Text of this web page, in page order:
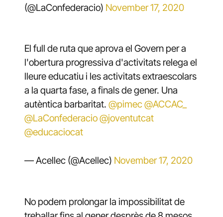
(@LaConfederacio) November 17, 2020
El full de ruta que aprova el Govern per a
l'obertura progressiva d'activitats relega el
lleure educatiu i les activitats extraescolars
a la quarta fase, a finals de gener. Una
autèntica barbaritat. @pimec@ACCAC_
@LaConfederacio@joventutcat
@educaciocat
— Acellec (@Acellec) November 17, 2020
No podem prolongar la impossibilitat de